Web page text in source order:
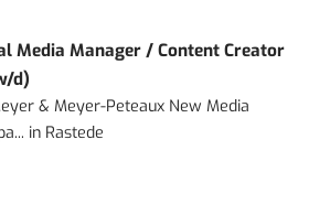
Media Manager / Content Creator
d)
& Meyer-Peteaux New Media
in Rastede